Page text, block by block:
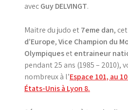
avecGuy DELVINGT.
Maitre du judo et7eme dan,
d’Europe,Vice Champion du
Olympiquesetentraineur
pendant 25 ans (1985 – 2010),
nombreux à l’Espace 101, au
États-Unis à Lyon 8.